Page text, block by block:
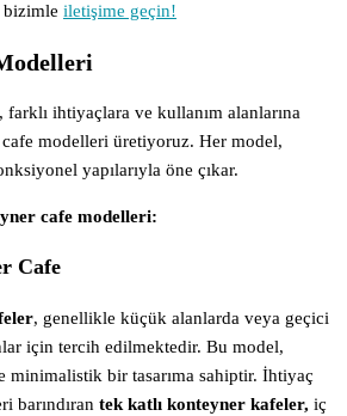
bizimle iletişime geçin!
ihtiyaçlara ve kullanım alanlarına
modelleri üretiyoruz. Her model,
yapılarıyla öne çıkar.
cafe modelleri:
Cafe
, genellikle küçük alanlarda veya geçici
için tercih edilmektedir. Bu model,
minimalistik bir tasarıma sahiptir. İhtiyaç
barındıran tek katlı konteyner kafeler, iç